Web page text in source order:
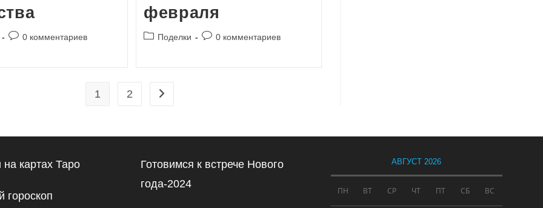
Комментарии
0 комментариев
февраля
Рубрика
Поделки
Комментарии
0 комментариев
1 2 Перейти на следующую страницу
картах Таро
гороскоп
Готовимся к встрече Нового
года-2024
АВГУСТ 2026
ПН ВТ СР ЧТ ПТ СБ ВС